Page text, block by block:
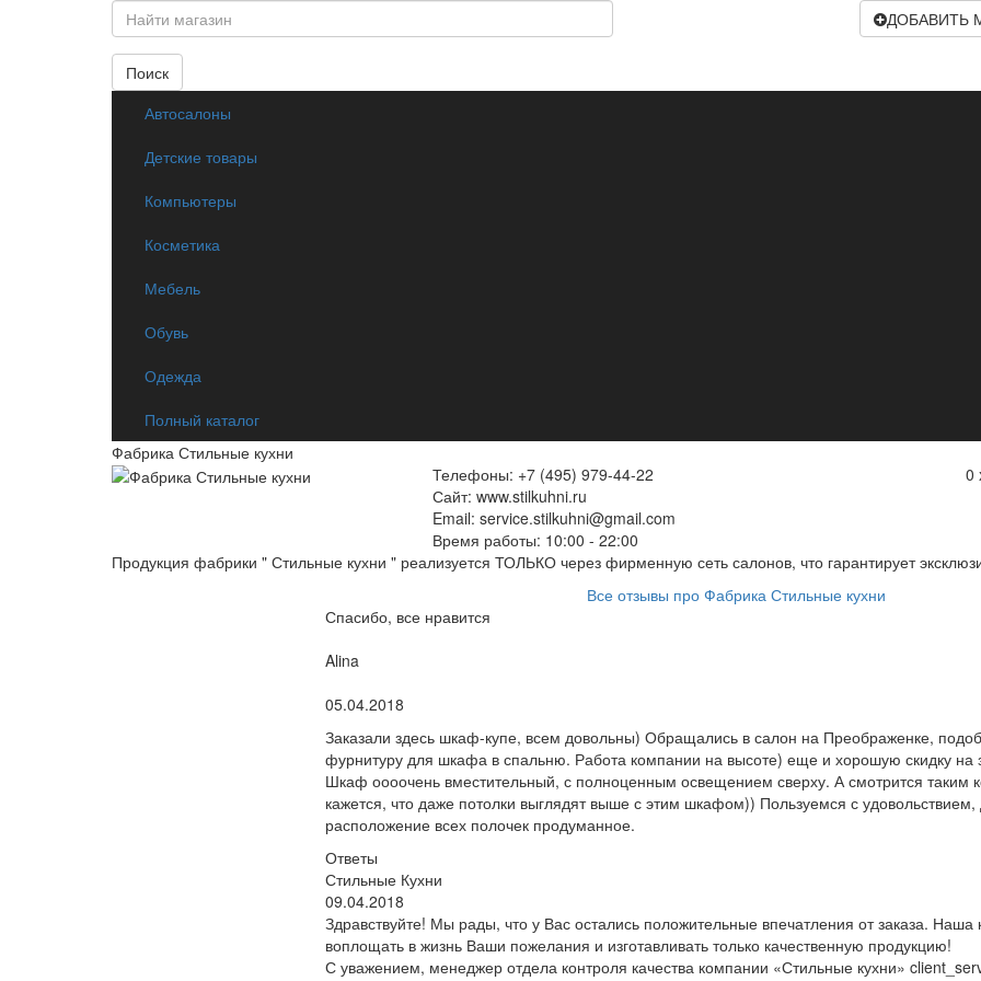
Поиск
ДОБАВИТЬ
Автосалоны
Детские товары
Компьютеры
Косметика
Мебель
Обувь
Одежда
Полный каталог
Фабрика Стильные кухни
Телефоны: +7 (495) 979-44-22
Сайт: www.stilkuhni.ru
Email: service.stilkuhni@gmail.com
Время работы: 10:00 - 22:00
0
Продукция фабрики " Стильные кухни " реализуется ТОЛЬКО через фирменную сеть салонов, что гарантирует
Все отзывы про Фабрика Стильные кухни
Спасибо, все нравится
Alina
05.04.2018
Заказали здесь шкаф-купе, всем довольны) Обращались в салон на Преображенке,
фурнитуру для шкафа в спальню. Работа компании на высоте) еще и хорошую скидку на
Шкаф оооочень вместительный, с полноценным освещением сверху. А смотрится таким
кажется, что даже потолки выглядят выше с этим шкафом)) Пользуемся с удовольствием,
расположение всех полочек продуманное.
Ответы
Стильные Кухни
09.04.2018
Здравствуйте! Мы рады, что у Вас остались положительные впечатления от заказа. Наша
воплощать в жизнь Ваши пожелания и изготавливать только качественную продукцию!
С уважением, менеджер отдела контроля качества компании «Стильные кухни»